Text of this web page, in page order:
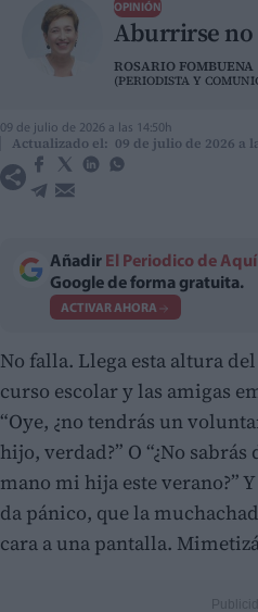
Aburrirse no
OPINIÓN
ROSARIO FOMBUENA
(PERIODISTA Y
09 de julio de 2026 a las 14:50h
Actualizado el: 09 de julio de 2026 a
Añadir El Periodico de Aquí
Google de forma gratuita.
ACTIVAR AHORA
No falla. Llega esta altura
curso escolar y las amigas
“Oye, ¿no tendrás un
hijo, verdad?” O “¿No
mano mi hija este verano?”
da pánico, que la
cara a una pantalla.